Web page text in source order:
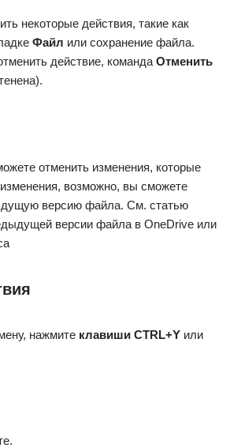
некоторые действия, такие как
Файл или сохранение файла.
действие, команда Отменить
отменить изменения, которые
возможно, вы сможете
версию файла. См. статью
версии файла в OneDrive или
нажмите клавиши CTRL+Y или